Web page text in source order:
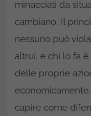
minacciati da
cambiano. Il
nessuno può
altrui, e chi lo fa
delle proprie
capire come